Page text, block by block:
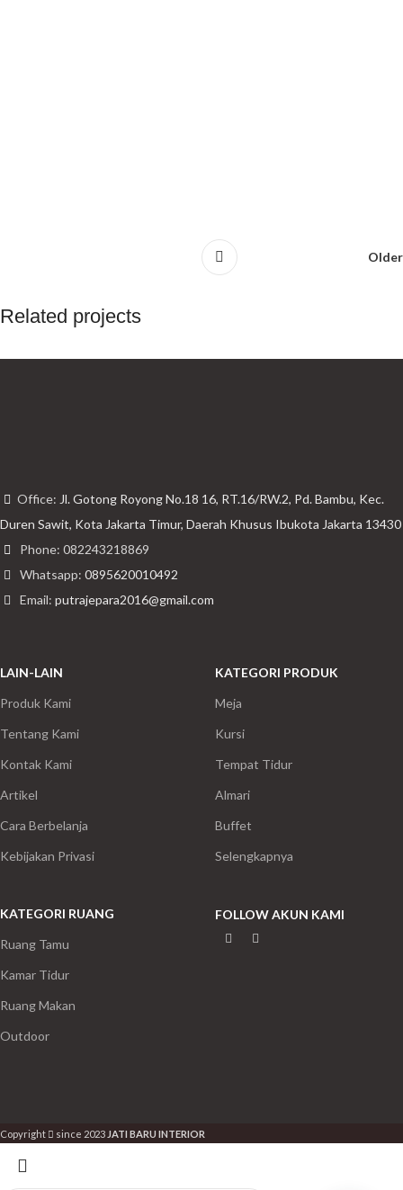
Older
Related projects
Office: Jl. Gotong Royong No.18 16, RT.16/RW.2, Pd. Bambu, Kec.
Duren Sawit, Kota Jakarta Timur, Daerah Khusus Ibukota Jakarta 13430
Phone: 082243218869
Whatsapp: 0895620010492
Email: putrajepara2016@gmail.com
LAIN-LAIN
Produk Kami
Tentang Kami
Kontak Kami
Artikel
Cara Berbelanja
Kebijakan Privasi
KATEGORI PRODUK
Meja
Kursi
Tempat Tidur
Almari
Buffet
Selengkapnya
KATEGORI RUANG
Ruang Tamu
Kamar Tidur
Ruang Makan
Outdoor
FOLLOW AKUN KAMI
Copyright since 2023 JATI BARU INTERIOR